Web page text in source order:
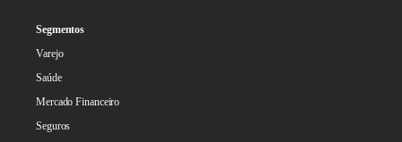
Segmentos
Varejo
Saúde
Mercado Financeiro
Seguros